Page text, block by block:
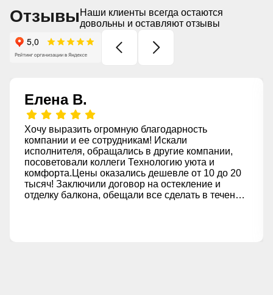
Отзывы Наши клиенты всегда остаются
довольны и оставляют отзывы
Елена В.
Хочу выразить огромную благодарность
компании и ее сотрудникам! Искали
исполнителя, обращались в другие компании,
посоветовали коллеги Технологию уюта и
комфорта.Цены оказались дешевле от 10 до 20
тысяч! Заключили договор на остекление и
отделку балкона, обещали все сделать в течение